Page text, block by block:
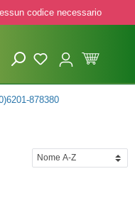
codice necessario
878380